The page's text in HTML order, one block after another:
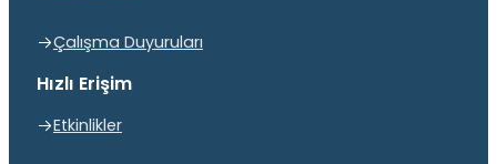
Çalışma Duyuruları
Hızlı Erişim
Etkinlikler